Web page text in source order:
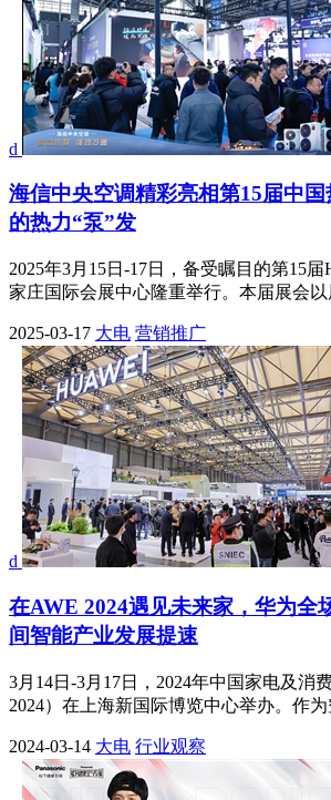
d
海信中央空调精彩亮相第15届中
的热力“泵”发
2025年3月15日-17日，备受瞩目的第15
家庄国际会展中心隆重举行。本届展会以
2025-03-17 大电 营销推广
d
在AWE 2024遇见未来家，华为全
间智能产业发展提速
3月14日-3月17日，2024年中国家电及消
2024）在上海新国际博览中心举办。作为
2024-03-14 大电 行业观察